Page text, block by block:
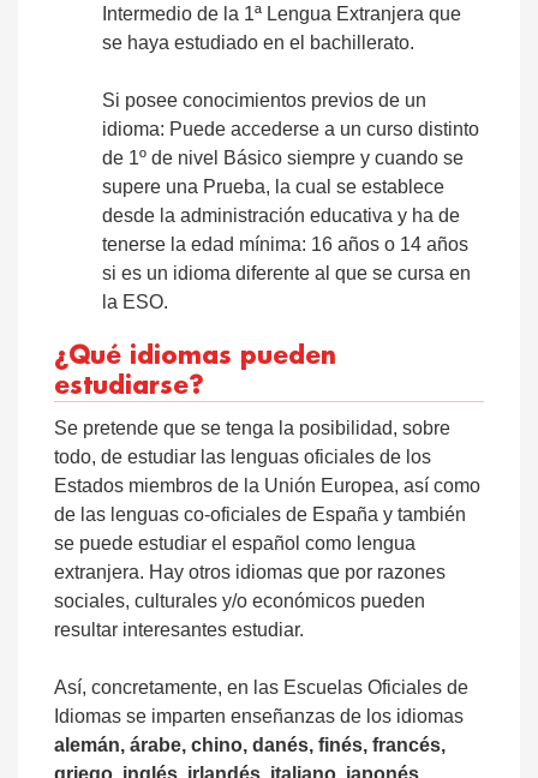
Intermedio de la 1ª Lengua Extranjera que
se haya estudiado en el bachillerato.
Si posee conocimientos previos de un
idioma: Puede accederse a un curso distinto
de 1º de nivel Básico siempre y cuando se
supere una Prueba, la cual se establece
desde la administración educativa y ha de
tenerse la edad mínima: 16 años o 14 años
si es un idioma diferente al que se cursa en
la ESO.
¿Qué idiomas pueden
estudiarse?
Se pretende que se tenga la posibilidad, sobre
todo, de estudiar las lenguas oficiales de los
Estados miembros de la Unión Europea, así como
de las lenguas co-oficiales de España y también
se puede estudiar el español como lengua
extranjera. Hay otros idiomas que por razones
sociales, culturales y/o económicos pueden
resultar interesantes estudiar.
Así, concretamente, en las Escuelas Oficiales de
Idiomas se imparten enseñanzas de los idiomas
alemán, árabe, chino, danés, finés, francés,
griego, inglés, irlandés, italiano, japonés,